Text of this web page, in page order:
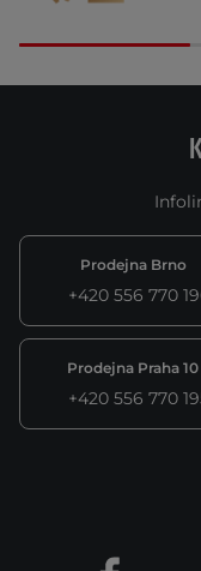
Prodejna Brno
+420 556 770
Prodejna Praha 10
+420 556 770